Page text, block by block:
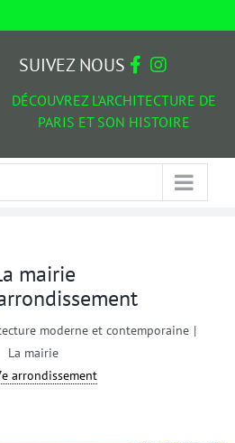
DÉCOUVREZ L'ARCHITECTURE DE
PARIS ET SON HISTOIRE
SUIVEZ NOUS
mairie
moderne et contemporaine |
La mairie
arrondissement